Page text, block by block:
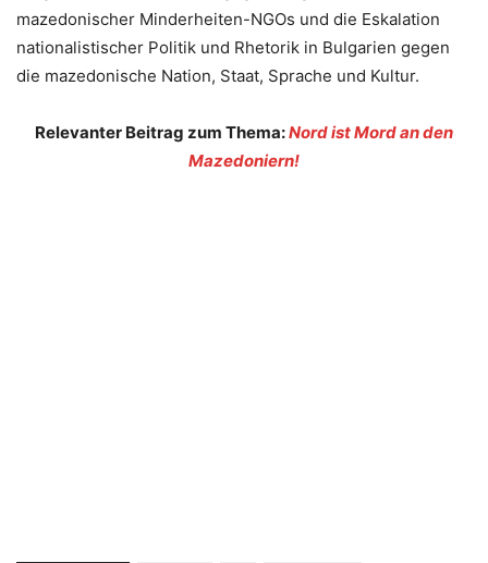
mazedonischer Minderheiten-NGOs und die Eskalation
nationalistischer Politik und Rhetorik in Bulgarien gegen
die mazedonische Nation, Staat, Sprache und Kultur.
Relevanter Beitrag zum Thema:Nord ist Mord an den
Mazedoniern!